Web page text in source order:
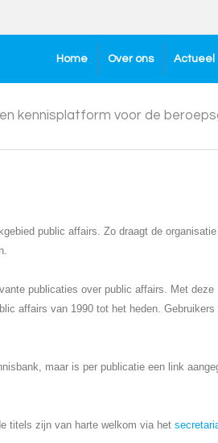
Home Over ons Actueel
kennisplatform voor de
public affairs. Zo draagt de
publicaties over public affairs. Met deze
affairs van 1990 tot het heden. Gebruikers
maar is per publicatie een link
titels zijn van harte welkom via het